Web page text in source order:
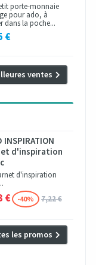
porte-monnaie
pour ado, à
dans la poche...
€
ventes
INSPIRATION
d'inspiration
d'inspiration
€ -40% 7,22 €
les promos